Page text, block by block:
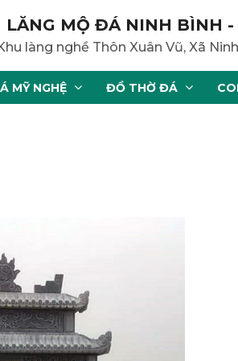
LĂNG MỘ ĐÁ NINH BÌNH
làng nghề Thôn Xuân Vũ, Xã
MỸ NGHỆ ĐỒ THỜ ĐÁ